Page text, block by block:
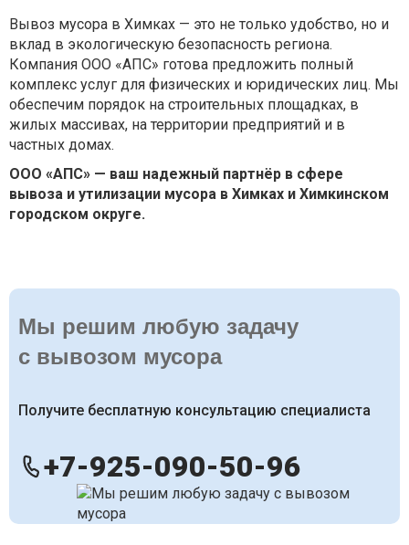
Вывоз мусора в Химках — это не только удобство, но и
вклад в экологическую безопасность региона.
Компания ООО «АПС» готова предложить полный
комплекс услуг для физических и юридических лиц. Мы
обеспечим порядок на строительных площадках, в
жилых массивах, на территории предприятий и в
частных домах.
ООО «АПС» — ваш надежный партнёр в сфере
вывоза и утилизации мусора в Химках и Химкинском
городском округе.
Мы решим любую задачу
с вывозом мусора
Получите бесплатную консультацию специалиста
+7-925-090-50-96